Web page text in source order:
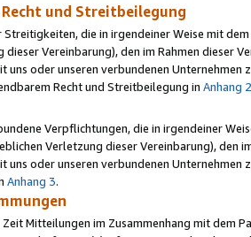
und Streitbeilegung
die in irgendeiner Weise mit
dieser Vereinbarung), den im Rahmen dieser
uns oder unseren verbundenen
Recht und Streitbeilegung in Anhang 2
Verpflichtungen, die in irgendeiner
Verletzung dieser Vereinbarung), den
uns oder unseren verbundenen
Anhang 3.
Mitteilungen im Zusammenhang mit dem